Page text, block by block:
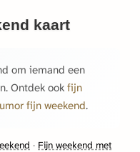
kaart
om iemand een
Ontdek ook fijn
fijn weekend.
· Fijn weekend met